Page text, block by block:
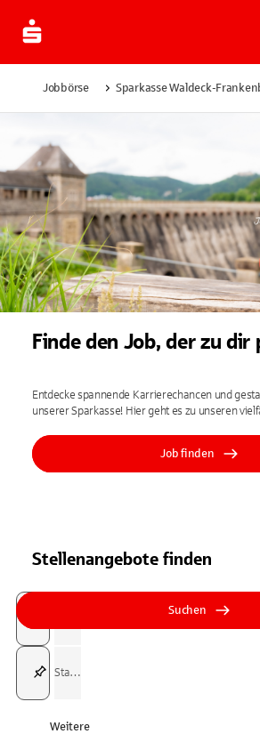
Jobbörse Sparkasse Waldeck-
Finde den Job, der zu dir
Entdecke spannende Karrierechancen und
unserer Sparkasse! Hier geht es zu unseren
Job finden
Stellenangebote finden
Suchfeld
Tippen Sie, um nach Themen zu suchen.
Suchfeld
Tippen Sie, um nach Themen zu suchen.
Weitere
Suchen